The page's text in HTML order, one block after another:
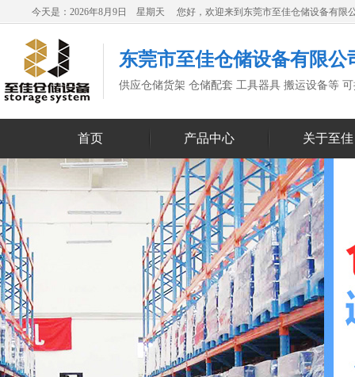
今天是：2026年8月9日 星期天 您好，欢迎来到东莞市至佳仓储设备有限
东莞市至佳仓储设备有限公
供应仓储货架 仓储配套 工具器具 搬运设备等
首页 产品中心 关于至佳